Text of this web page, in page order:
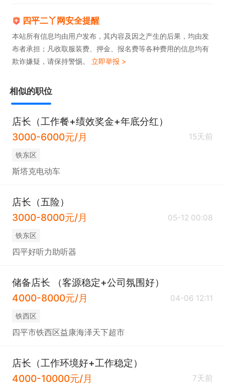
四平二丫网安全提醒
本站所有信息均由用户发布，其内容及因之产生的后果，均由发
布者承担；凡收取服装费、押金、报名费等各种费用的信息均有
欺诈嫌疑，请保持警惕。 立即举报 >
相似的职位
店长（工作餐+绩效奖金+年底分红）
3000-6000元/月
15天前
铁东区
斯塔克电动车
店长（五险）
3000-8000元/月
05-12 00:08
铁东区
四平好听力助听器
储备店长 （客源稳定+公司氛围好）
4000-8000元/月
04-06 12:11
铁西区
四平市铁西区益康海泽天下超市
店长（工作环境好+工作稳定）
4000-10000元/月
7天前